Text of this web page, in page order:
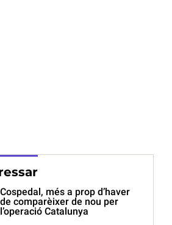
Cospedal, més a prop d’haver
de comparèixer de nou per
l’operació Catalunya